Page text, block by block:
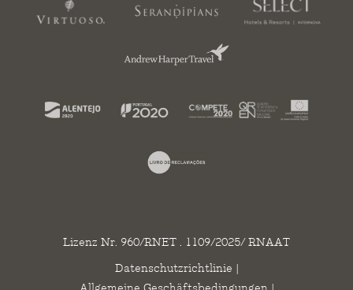
Lizenz Nr. 960/RNET . 1109/2025/ RNAAT
Datenschutzrichtlinie |